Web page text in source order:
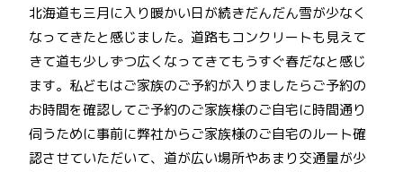
北海道も三月に入り暖かい日が続きだんだん雪が少なく
なってきたと感じました。道路もコンクリートも見えて
きて道も少しずつ広くなってきてもうすぐ春だなと感じ
ます。私どもはご家族のご予約が入りましたらご予約の
お時間を確認してご予約のご家族様のご自宅に時間通り
伺うために事前に弊社からご家族様のご自宅のルート確
認させていただいて、道が広い場所やあまり交通量が少